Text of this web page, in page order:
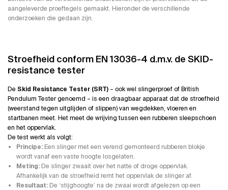
aangeleverde proeftegels gemaakt. Hieronder de verschillende
onderzoeken die gedaan zijn.
Stroefheid conform EN 13036-4 d.m.v. de SKID-
resistance tester
De Skid Resistance Tester (SRT) – ook wel slingerproef of British
Pendulum Tester genoemd – is een draagbaar apparaat dat de stroefheid
(weerstand tegen uitglijden of slippen) van wegdekken, vloeren en
startbanen meet. Het meet de wrijving tussen een rubberen sleepschoen
en het oppervlak.
De test werkt als volgt:
Principe: Een slinger met een verend gemonteerd rubberen blokje
wordt vanaf een vaste hoogte losgelaten.
Meting: De slinger zwaait over het natte of droge oppervlak.
Afhankelijk van de stroefheid remt het oppervlak de slinger af.
Resultaat: De ‘stijghoogte’ na de zwaai wordt afgelezen op een